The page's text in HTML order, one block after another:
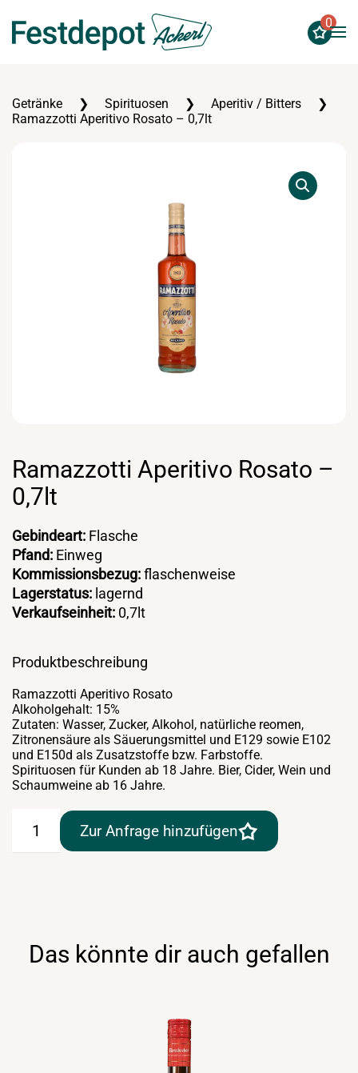
Zum Hauptinhalt springen
0
Getränke Spirituosen
Aperitiv / Bitters
Ramazzotti Aperitivo Rosato – 0,7lt
Ramazzotti Aperitivo Rosato –
0,7lt
Gebindeart: Flasche
Pfand: Einweg
Kommissionsbezug:flaschenweise
Lagerstatus: lagernd
Verkaufseinheit: 0,7lt
Produktbeschreibung
Ramazzotti Aperitivo Rosato
Alkoholgehalt: 15%
Zutaten: Wasser, Zucker, Alkohol, natürliche reomen,
Zitronensäure als Säuerungsmittel und E129 sowie E102
und E150d als Zusatzstoffe bzw. Farbstoffe.
Spirituosen für Kunden ab 18 Jahre. Bier, Cider, Wein und
Schaumweine ab 16 Jahre.
Ramazzotti
Aperitivo
Zur Anfrage hinzufügen
Das könnte dir auch gefallen